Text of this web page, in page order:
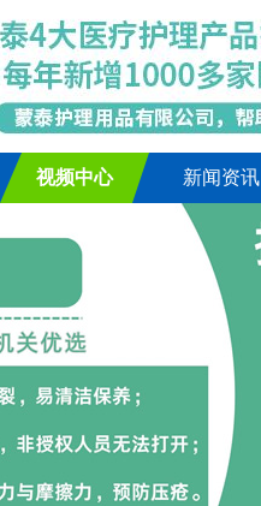
视频中心 新闻资讯